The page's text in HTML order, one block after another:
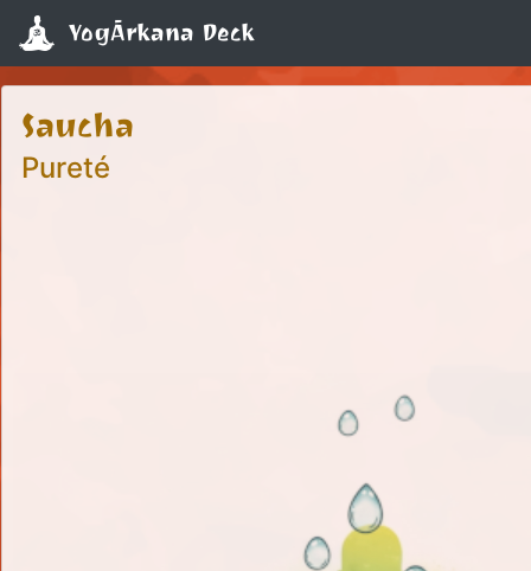
YogĀrkana Deck
Saucha
Pureté